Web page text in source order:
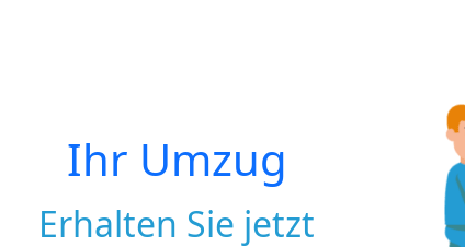
Ihr Umzug
Erhalten Sie jetzt